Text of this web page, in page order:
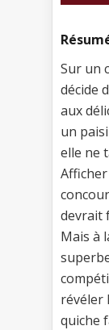
Sur un
décide
aux
un
elle ne
devrait
Mais à
révéler
quiche